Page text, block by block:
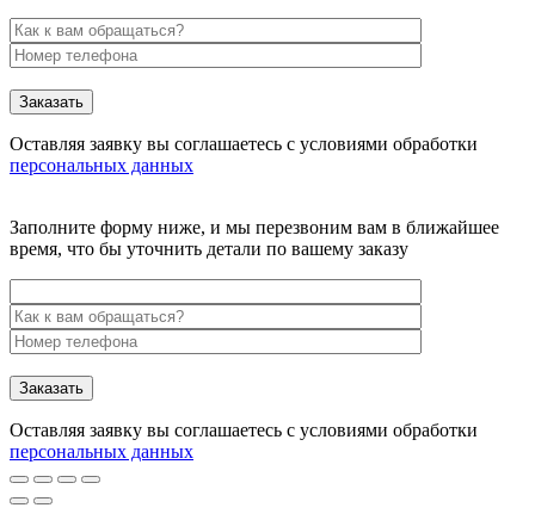
Заказать
Оставляя заявку вы соглашаетесь с условиями обработки
персональных данных
Заполните форму ниже, и мы перезвоним вам в ближайшее
время, что бы уточнить детали по вашему заказу
Заказать
Оставляя заявку вы соглашаетесь с условиями обработки
персональных данных